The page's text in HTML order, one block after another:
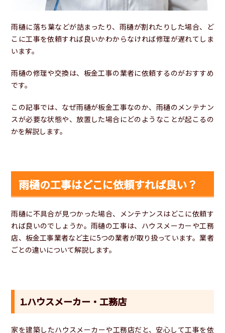
雨樋に落ち葉などが詰まったり、雨樋が割れたりした場合、ど
こに工事を依頼すれば良いかわからなければ修理が遅れてしま
います。
雨樋の修理や交換は、板金工事の業者に依頼するのがおすすめ
です。
この記事では、なぜ雨樋が板金工事なのか、雨樋のメンテナン
スが必要な状態や、放置した場合にどのようなことが起こるの
かを解説します。
雨樋の工事はどこに依頼すれば良い？
雨樋に不具合が見つかった場合、メンテナンスはどこに依頼す
れば良いのでしょうか。雨樋の工事は、ハウスメーカーや工務
店、板金工事業者など主に5つの業者が取り扱っています。業者
ごとの違いについて解説します。
1.ハウスメーカー・工務店
家を建築したハウスメーカーや工務店だと、安心して工事を依